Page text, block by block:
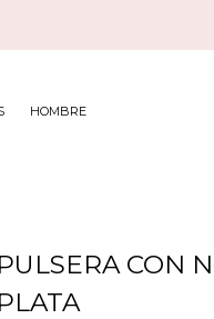
HOMBRE
CON